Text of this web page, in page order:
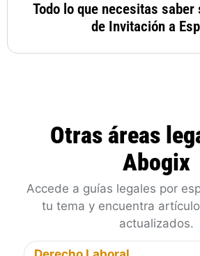
Todo lo que necesitas saber
de Invitación a
Otras áreas
Abogix
Accede a guías legales por
tu tema y encuentra
actualizados.